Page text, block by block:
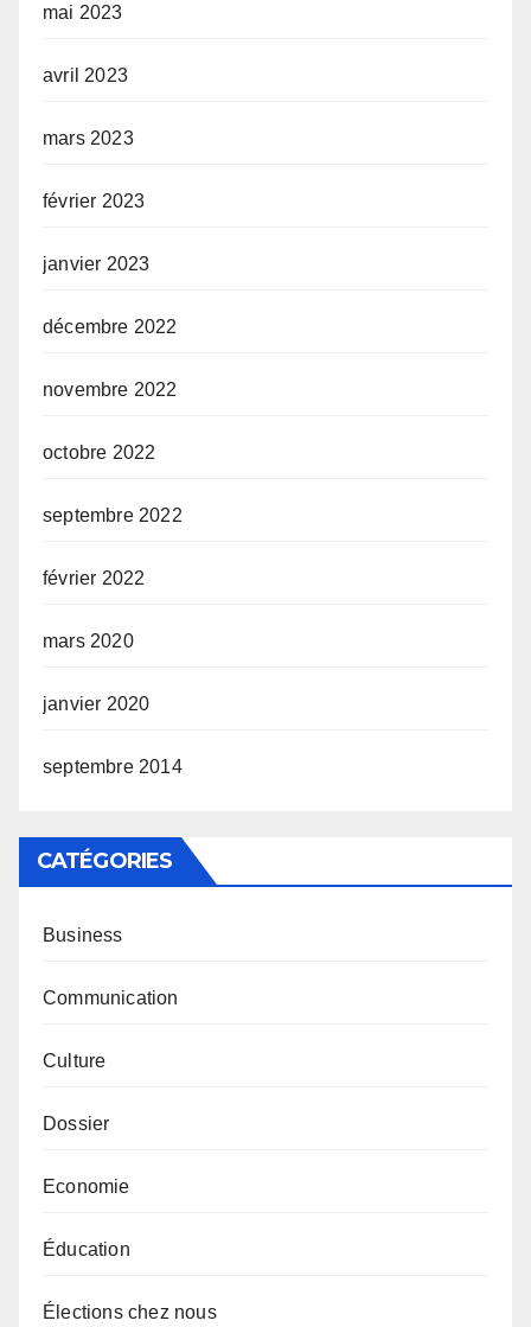
mai 2023
avril 2023
mars 2023
février 2023
janvier 2023
décembre 2022
novembre 2022
octobre 2022
septembre 2022
février 2022
mars 2020
janvier 2020
septembre 2014
CATÉGORIES
Business
Communication
Culture
Dossier
Economie
Éducation
Élections chez nous